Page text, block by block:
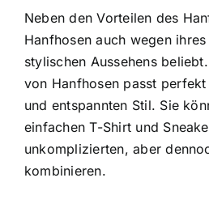
Neben den Vorteilen des
Hanfhosen auch wegen
stylischen Aussehens
von Hanfhosen passt
und entspannten Stil. Sie
einfachen T-Shirt und
unkomplizierten, aber
kombinieren.